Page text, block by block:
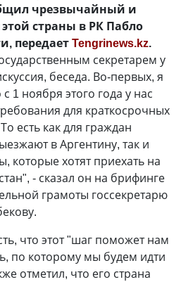
чрезвычайный и
страны в РК Пабло
передаетTengrinews.kz.
секретарем у
беседа. Во-первых, я
1 ноября этого года у нас
для краткосрочных
есть как для граждан
в Аргентину, так и
которые хотят приехать на
- сказал он на брифинге
грамоты госсекретарю
что этот "шаг поможет нам
по которому мы будем идти
отметил, что его страна